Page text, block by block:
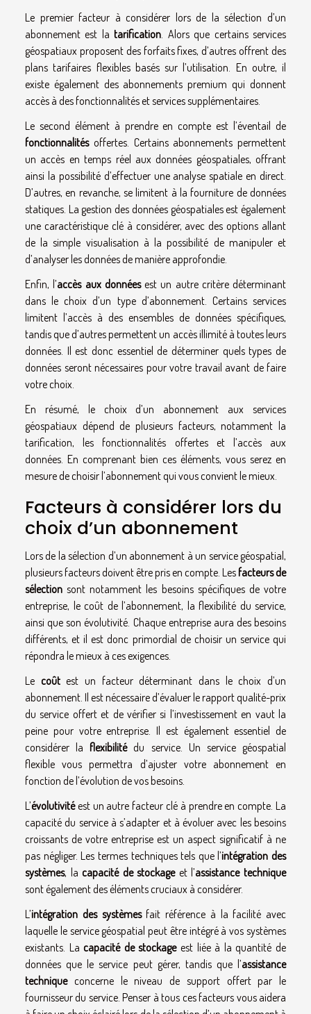
Le premier facteur à considérer lors de la sélection d’un
abonnement est latarification . Alors que certains services
géospatiaux proposent des forfaits fixes, d’autres offrent des
plans tarifaires flexibles basés sur l’utilisation. En outre, il
existe également des abonnements premium qui donnent
accès à des fonctionnalités et services supplémentaires.
Le second élément à prendre en compte est l’éventail de
fonctionnalitésoffertes. Certains abonnements permettent
un accès en temps réel aux données géospatiales, offrant
ainsi la possibilité d’effectuer une analyse spatiale en direct.
D’autres, en revanche, se limitent à la fourniture de données
statiques. La gestion des données géospatiales est également
une caractéristique clé à considérer, avec des options allant
de la simple visualisation à la possibilité de manipuler et
d’analyser les données de manière approfondie.
Enfin, l’accès aux donnéesest un autre critère déterminant
dans le choix d’un type d’abonnement. Certains services
limitent l’accès à des ensembles de données spécifiques,
tandis que d’autres permettent un accès illimité à toutes leurs
données. Il est donc essentiel de déterminer quels types de
données seront nécessaires pour votre travail avant de faire
votre choix.
En résumé, le choix d’un abonnement aux services
géospatiaux dépend de plusieurs facteurs, notamment la
tarification, les fonctionnalités offertes et l’accès aux
données. En comprenant bien ces éléments, vous serez en
mesure de choisir l’abonnement qui vous convient le mieux.
Facteurs à considérer lors du
choix d’un abonnement
Lors de la sélection d’un abonnement à un service géospatial,
plusieurs facteurs doivent être pris en compte. Lesfacteurs de
sélection sont notamment les besoins spécifiques de votre
entreprise, le coût de l’abonnement, la flexibilité du service,
ainsi que son évolutivité. Chaque entreprise aura des besoins
différents, et il est donc primordial de choisir un service qui
répondra le mieux à ces exigences.
Le coûtest un facteur déterminant dans le choix d’un
abonnement. Il est nécessaire d’évaluer le rapport qualité-prix
du service offert et de vérifier si l’investissement en vaut la
peine pour votre entreprise. Il est également essentiel de
considérer laflexibilitédu service. Un service géospatial
flexible vous permettra d’ajuster votre abonnement en
fonction de l’évolution de vos besoins.
L’évolutivitéest un autre facteur clé à prendre en compte. La
capacité du service à s’adapter et à évoluer avec les besoins
croissants de votre entreprise est un aspect significatif à ne
pas négliger. Les termes techniques tels que l’intégration des
systèmes, lacapacité de stockageet l’assistance technique
sont également des éléments cruciaux à considérer.
L’intégration des systèmesfait référence à la facilité avec
laquelle le service géospatial peut être intégré à vos systèmes
existants. Lacapacité de stockageest liée à la quantité de
données que le service peut gérer, tandis que l’assistance
techniqueconcerne le niveau de support offert par le
fournisseur du service. Penser à tous ces facteurs vous aidera